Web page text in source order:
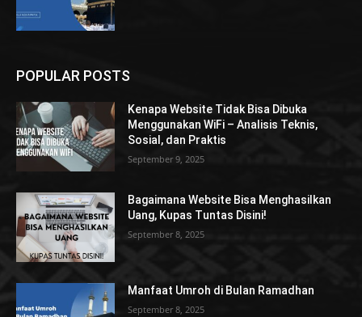
POPULAR POSTS
Kenapa Website Tidak Bisa Dibuka
Menggunakan WiFi – Analisis Teknis,
Sosial, dan Praktis
September 9, 2025
Bagaimana Website Bisa Menghasilkan
Uang, Kupas Tuntas Disini!
September 8, 2025
Manfaat Umroh di Bulan Ramadhan
September 8, 2025